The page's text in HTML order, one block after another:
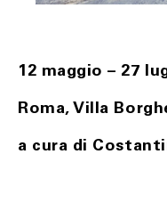
La richiesta di recesso
Fondazione Merz,
riscontro, il/i
integrità – custoditi
compresi dell’imballo
12 maggio – 27
Roma, Villa
a cura di